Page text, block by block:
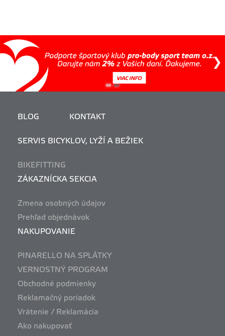
BLOG KONTAKT
SERVIS BICYKLOV, LYŽÍ A BEŽIEK
BIKEFITTING
ZÁKAZNÍCKA SEKCIA
Zmena osobných údajov
Prehľad objednávok
NAKUPOVANIE
PINARELLO NA SPLÁTKY
VERNOSTNÝ PROGRAM
Obchodné podmienky
Reklamačný poriadok
Vrátenie / Reklamácia
Ako nakupovať